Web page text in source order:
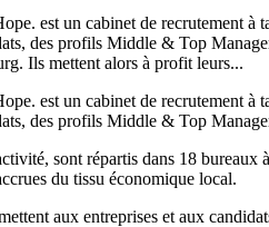
est un cabinet de recrutement
des profils Middle & Top
Ils mettent alors à profit leurs...
est un cabinet de recrutement
des profils Middle & Top
sont répartis dans 18
du tissu économique local.
aux entreprises et aux